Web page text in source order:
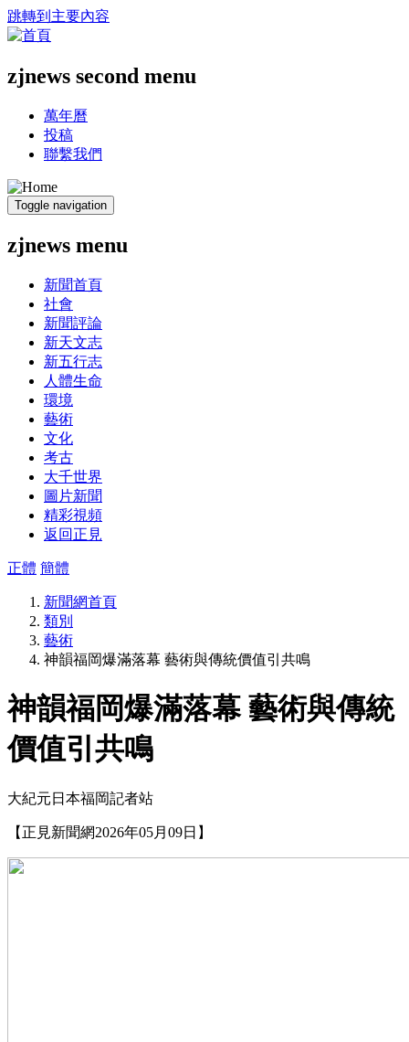
跳轉到主要內容
zjnews second menu
萬年曆
投稿
聯繫我們
Toggle navigation
zjnews menu
新聞首頁
社會
新聞評論
新天文志
新五行志
人體生命
環境
藝術
文化
考古
大千世界
圖片新聞
精彩視頻
返回正見
正體 簡體
新聞網首頁
類別
藝術
神韻福岡爆滿落幕 藝術與傳統價值引共鳴
神韻福岡爆滿落幕 藝術與傳統
價值引共鳴
大紀元日本福岡記者站
【正見新聞網2026年05月09日】